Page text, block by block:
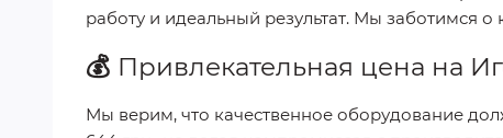
работу и идеальный результат. Мы заботимся
💰 Привлекательная цена на
Мы верим, что качественное оборудование